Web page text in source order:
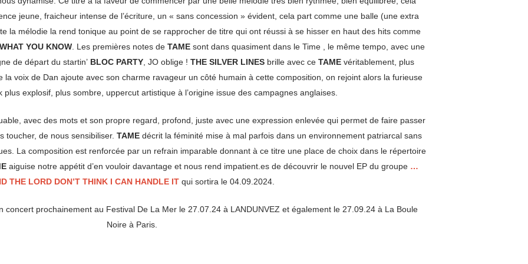
jeune, fraicheur intense de l’écriture, un « sans concession » évident, cela part comme une balle (une extra
la mélodie la rend tonique au point de se rapprocher de titre qui ont réussi à se hisser en haut des hits comme
YOU KNOW. Les premières notes de TAME sont dans quasiment dans le Time , le même tempo, avec une
de départ du startin’ BLOC PARTY, JO oblige ! THE SILVER LINES brille avec ce TAME véritablement, plus
la voix de Dan ajoute avec son charme ravageur un côté humain à cette composition, on rejoint alors la furieuse
plus explosif, plus sombre, uppercut artistique à l’origine issue des campagnes anglaises.
avec des mots et son propre regard, profond, juste avec une expression enlevée qui permet de faire passer
toucher, de nous sensibiliser. TAME décrit la féminité mise à mal parfois dans un environnement patriarcal sans
La composition est renforcée par un refrain imparable donnant à ce titre une place de choix dans le répertoire
aiguise notre appétit d’en vouloir davantage et nous rend impatient.es de découvrir le nouvel EP du groupe …
THE LORD DON’T THINK I CAN HANDLE IT qui sortira le 04.09.2024.
concert prochainement au Festival De La Mer le 27.07.24 à LANDUNVEZ et également le 27.09.24 à La Boule
Noire à Paris.